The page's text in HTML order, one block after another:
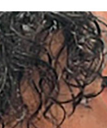
2026/07/16
POTTO: San Pedro jaietako bertso-
saioa
2026/07/09
Auritz Iñurrietaren margoak
ikusgai Uribitarte40 aretoan
2026/07/03